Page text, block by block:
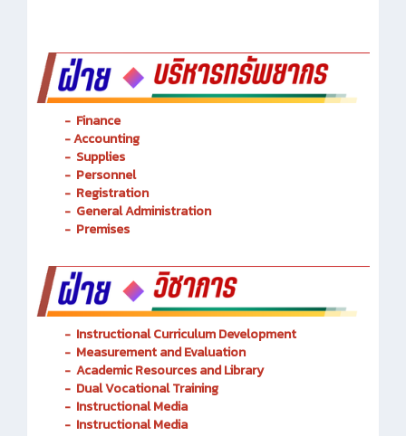
- Finance
-Accounting
- Supplies
- Personnel
- Registration
- General Administration
- Premises
- Instructional Curriculum Development
- Measurement and Evaluation
- Academic Resources and Library
- Dual Vocational Training
- Instructional Media
- Instructional Media